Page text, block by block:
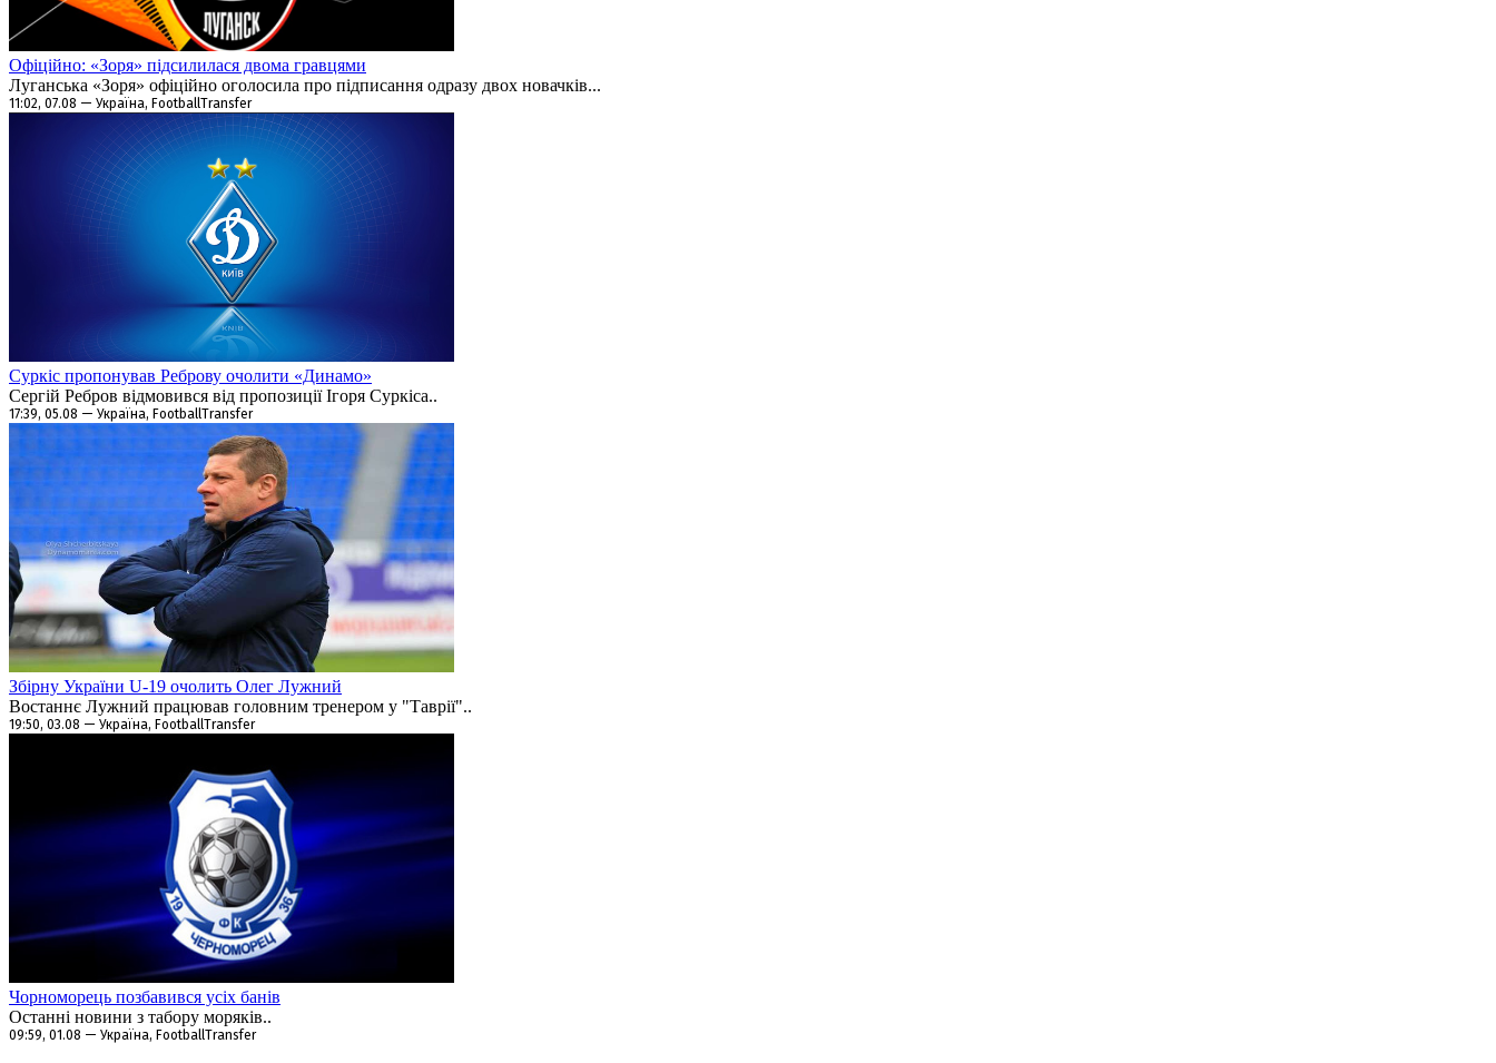
Офіційно: «Зоря» підсилилася двома гравцями
Луганська «Зоря» офіційно оголосила про підписання одразу двох новачків...
11:02, 07.08 — Україна, FootballTransfer
Суркіс пропонував Реброву очолити «Динамо»
Сергій Ребров відмовився від пропозиції Ігоря Суркіса..
17:39, 05.08 — Україна, FootballTransfer
Збірну України U-19 очолить Олег Лужний
Востаннє Лужний працював головним тренером у "Таврії"..
19:50, 03.08 — Україна, FootballTransfer
Чорноморець позбавився усіх банів
Останні новини з табору моряків..
09:59, 01.08 — Україна, FootballTransfer